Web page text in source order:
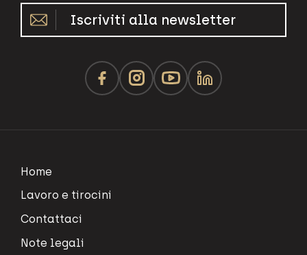
Iscriviti alla newsletter
Home
Lavoro e tirocini
Contattaci
Note legali